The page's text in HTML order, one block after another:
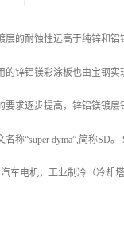
的耐蚀性远高于纯锌和
锌铝镁彩涂板也由宝钢
求逐步提高，锌铝镁镀层
“super dyma”,简称SD
电机，工业制冷（冷却